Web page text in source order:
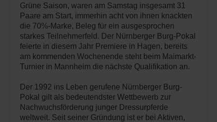
Grüne Saison, waren am Samstag insgesamt 31
Paare am Start, immerhin acht von ihnen knackten
die 70%-Marke, Beleg für ein ausgesprochen
starkes Teilnehmerfeld. Der Nürnberger Burg-Pokal
feierte in diesem Jahr Premiere in Hagen, bereits
am kommenden Wochenende steht beim Maimarkt-
Turnier in Mannheim die nächste Qualifikation an.
Der 1992 ins Leben gerufene Nürnberger Burg-
Pokal gilt als bedeutendster Wettbewerb zur
Nachwuchsförderung junger Dressurpferde
weltweit. Seit seiner Gründung ist er bei Aktiven,